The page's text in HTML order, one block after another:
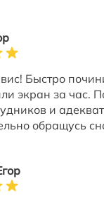
Быстро
экран за час.
и
обращусь